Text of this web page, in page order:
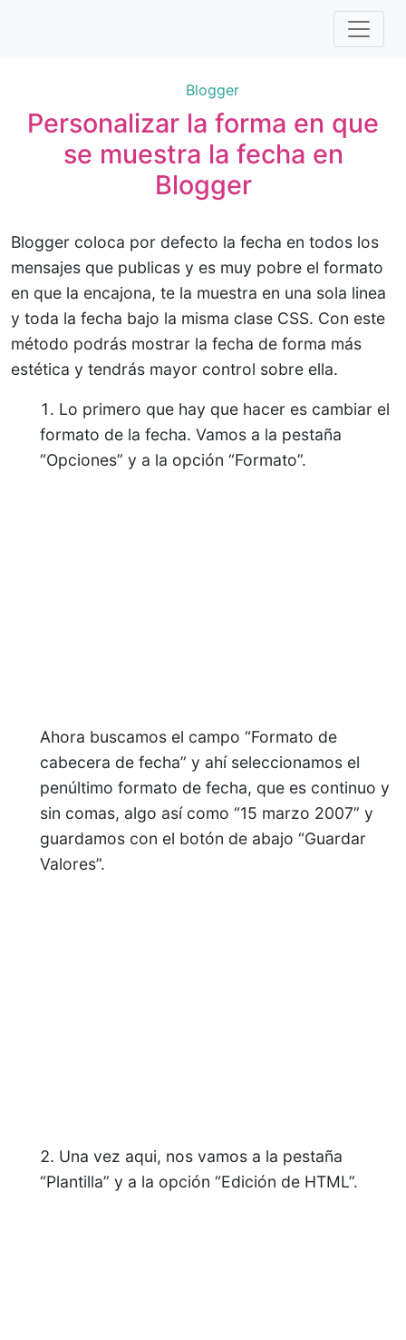
Blogger
Personalizar la forma en que
se muestra la fecha en
Blogger
Blogger coloca por defecto la fecha en todos los
mensajes que publicas y es muy pobre el formato
en que la encajona, te la muestra en una sola linea
y toda la fecha bajo la misma clase CSS. Con este
método podrás mostrar la fecha de forma más
estética y tendrás mayor control sobre ella.
Lo primero que hay que hacer es cambiar el
formato de la fecha. Vamos a la pestaña
“Opciones” y a la opción “Formato”.
Ahora buscamos el campo “Formato de
cabecera de fecha” y ahí seleccionamos el
penúltimo formato de fecha, que es continuo y
sin comas, algo así como “15 marzo 2007” y
guardamos con el botón de abajo “Guardar
Valores”.
Una vez aqui, nos vamos a la pestaña
“Plantilla” y a la opción “Edición de HTML”.